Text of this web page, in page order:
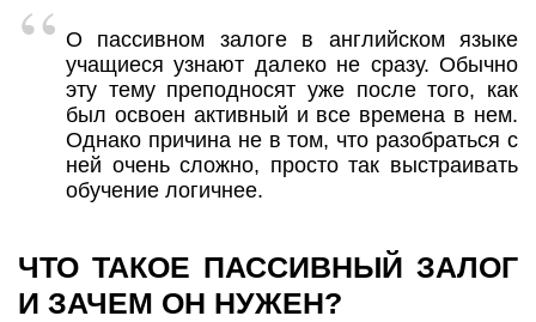
О пассивном залоге в английском языке
учащиеся узнают далеко не сразу. Обычно
эту тему преподносят уже после того, как
был освоен активный и все времена в нем.
Однако причина не в том, что разобраться с
ней очень сложно, просто так выстраивать
обучение логичнее.
ЧТО ТАКОЕ ПАССИВНЫЙ ЗАЛОГ
И ЗАЧЕМ ОН НУЖЕН?